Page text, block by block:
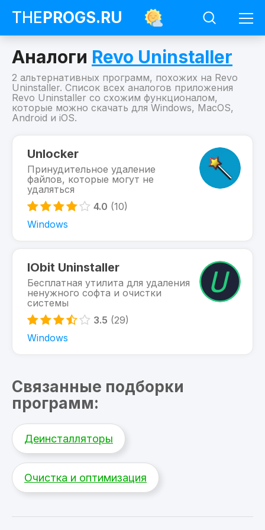
THEPROGS.RU
Аналоги Revo Uninstaller
2 альтернативных программ, похожих на Revo
Uninstaller. Список всех аналогов приложения
Revo Uninstaller со схожим функционалом,
которые можно скачать для Windows, MacOS,
Android и iOS.
Revo
Uninstaller
Похожие
Revo
Uninstaller
Unlocker
Принудительное удаление
файлов, которые могут не
удаляться
4.0 (10)
Windows
IObit Uninstaller
Бесплатная утилита для удаления
ненужного софта и очистки
системы
3.5 (29)
Windows
Связанные подборки
программ:
Деинсталляторы
Очистка и оптимизация